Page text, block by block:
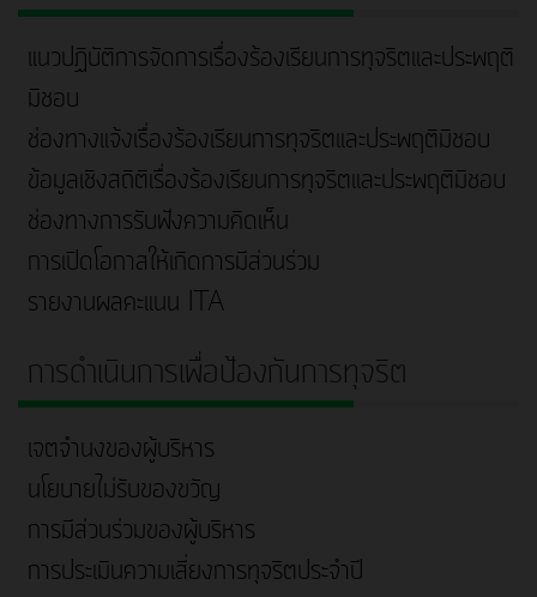
แนวปฏิบัติการจัดการเรื่องร้องเรียนการทุจริตและประพฤติ
มิชอบ
ช่องทางแจ้งเรื่องร้องเรียนการทุจริตและประพฤติมิชอบ
ข้อมูลเชิงสถิติเรื่องร้องเรียนการทุจริตและประพฤติมิชอบ
ช่องทางการรับฟังความคิดเห็น
การเปิดโอกาสให้เกิดการมีส่วนร่วม
รายงานผลคะแนน ITA
การดำเนินการเพื่อป้องกันการทุจริต
เจตจำนงของผู้บริหาร
นโยบายไม่รับของขวัญ
การมีส่วนร่วมของผู้บริหาร
การประเมินความเสี่ยงการทุจริตประจำปี